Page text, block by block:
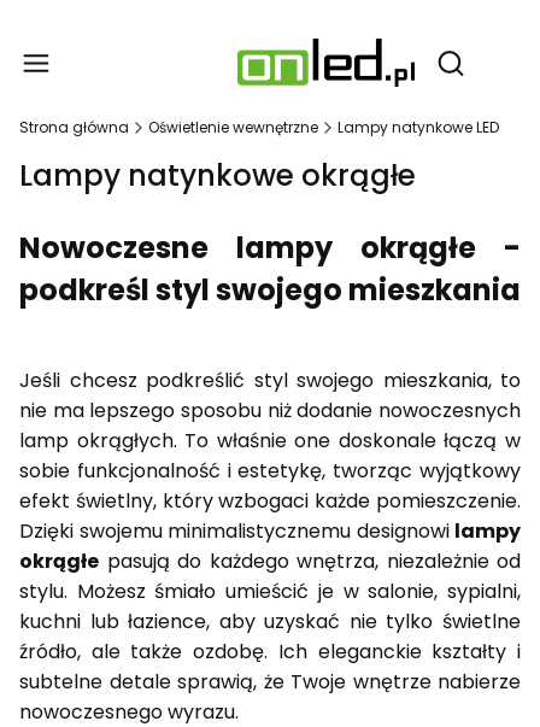
Otwórz
Strona główna Oświetlenie wewnętrzne Lampy natynkowe LED
Lampy natynkowe okrągłe
Nowoczesne lampy okrągłe -
podkreśl styl swojego mieszkania
Jeśli chcesz podkreślić styl swojego mieszkania, to
nie ma lepszego sposobu niż dodanie nowoczesnych
lamp okrągłych. To właśnie one doskonale łączą w
sobie funkcjonalność i estetykę, tworząc wyjątkowy
efekt świetlny, który wzbogaci każde pomieszczenie.
Dzięki swojemu minimalistycznemu designowi lampy
okrągłe pasują do każdego wnętrza, niezależnie od
stylu. Możesz śmiało umieścić je w salonie, sypialni,
kuchni lub łazience, aby uzyskać nie tylko świetlne
źródło, ale także ozdobę. Ich eleganckie kształty i
subtelne detale sprawią, że Twoje wnętrze nabierze
nowoczesnego wyrazu.